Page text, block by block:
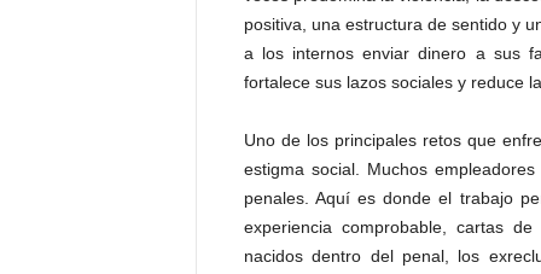
positiva, una estructura de sentido y
a los internos enviar dinero a sus
fortalece sus lazos sociales y reduce
Uno de los principales retos que
estigma social. Muchos
penales. Aquí es donde el trabajo
experiencia comprobable, cartas
nacidos dentro del penal, los